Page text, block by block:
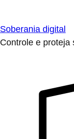
Soberania digital
Controle e proteja